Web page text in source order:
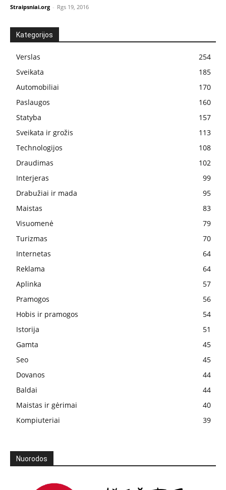
Straipsniai.org - Rgs 19, 2016
Kategorijos
Verslas
254
Sveikata
185
Automobiliai
170
Paslaugos
160
Statyba
157
Sveikata ir grožis
113
Technologijos
108
Draudimas
102
Interjeras
99
Drabužiai ir mada
95
Maistas
83
Visuomenė
79
Turizmas
70
Internetas
64
Reklama
64
Aplinka
57
Pramogos
56
Hobis ir pramogos
54
Istorija
51
Gamta
45
Seo
45
Dovanos
44
Baldai
44
Maistas ir gėrimai
40
Kompiuteriai
39
Nuorodos